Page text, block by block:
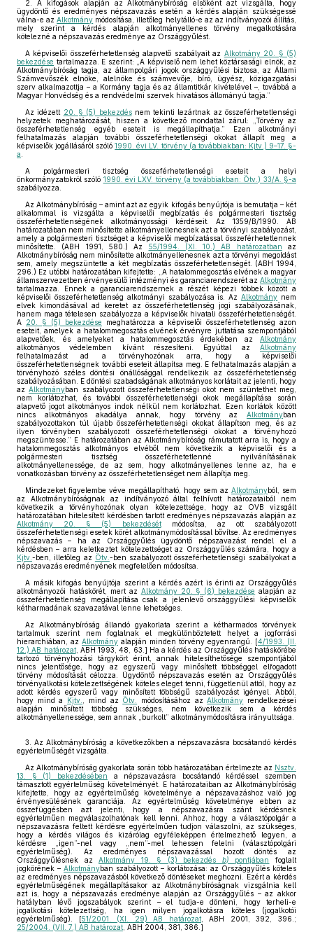
2. A kifogások alapján az Alkotmánybíróság elsőként azt vizsgálta, hogy
ügydöntő és eredményes népszavazás esetén a kérdés alapján szükségessé
válna-e azAlkotmány módosítása, illetőleg helytálló-e az az indítványozói állítás,
mely szerint a kérdés alapján alkotmányellenes törvény megalkotására
kötelezné a népszavazás eredménye az Országgyűlést.
A képviselői összeférhetetlenség alapvető szabályait az Alkotmány 20. § (5)
bekezdése tartalmazza. E szerint: „A képviselő nem lehet köztársasági elnök, az
Alkotmánybíróság tagja, az állampolgári jogok országgyűlési biztosa, az Állami
Számvevőszék elnöke, alelnöke és számvevője, bíró, ügyész, közigazgatási
szerv alkalmazottja – a Kormány tagja és az államtitkár kivételével –, továbbá a
Magyar Honvédség és a rendvédelmi szervek hivatásos állományú tagja.”
Az idézett 20. § (5) bekezdésnem tekinti lezártnak az összeférhetetlenségi
helyzetek meghatározását, hiszen a következő mondattal zárul: „Törvény az
összeférhetetlenség egyéb eseteit is megállapíthatja.” Ezen alkotmányi
felhatalmazás alapján további összeférhetetlenségi okokat állapít meg a
képviselők jogállásáról szóló1990. évi LV. törvény (a továbbiakban: Kjtv.) 9–17. §-
a
A polgármesteri tisztség összeférhetetlenségi eseteit a helyi
önkormányzatokról szóló 1990. évi LXV. törvény (a továbbiakban: Ötv.) 33/A. §-a
szabályozza.
Az Alkotmánybíróság – amint azt az egyik kifogás benyújtója is bemutatja – két
alkalommal is vizsgálta a képviselői megbízatás és polgármesteri tisztség
összeférhetetlenségének alkotmányossági kérdéseit. Az 1359/B/1990. AB
határozatában nem minősítette alkotmányellenesnek azt a törvényi szabályozást,
amely a polgármesteri tisztséget a képviselői megbízatással összeférhetetlennek
minősítette. (ABH 1991, 580.) Az 55/1994. (XI. 10.) AB határozatban az
Alkotmánybíróság nem minősítette alkotmányellenesnek azt a törvényi megoldást
sem, amely megszüntette a két megbízatás összeférhetetlenségét. (ABH 1994,
296.) Ez utóbbi határozatában kifejtette: „A hatalommegosztás elvének a magyar
államszervezetben érvényesülő intézményi és garanciarendszerét az Alkotmány
tartalmazza. Ennek a garanciarendszernek a részét képezi többek között a
képviselői összeférhetetlenség alkotmányi szabályozása is. AzAlkotmány nem
elvek kimondásával ad keretet az összeférhetetlenség jogi szabályozásának,
hanem maga tételesen szabályozza a képviselők hivatali összeférhetetlenségét.
A 20. § (5) bekezdése meghatározza a képviselői összeférhetetlenség azon
eseteit, amelyek a hatalommegosztás elvének érvényre juttatása szempontjából
alapvetőek, és amelyeket a hatalommegosztás érdekében az Alkotmány
alkotmányos védelemben kívánt részesíteni. Egyúttal az Alkotmány
felhatalmazást ad a törvényhozónak arra, hogy a képviselői
összeférhetetlenségnek további eseteit állapítsa meg. E felhatalmazás alapján a
törvényhozó széles döntési önállósággal rendelkezik az összeférhetetlenség
szabályozásában. E döntési szabadságának alkotmányos korlátait az jelenti, hogy
azAlkotmányban szabályozott összeférhetetlenségi okot nem szüntethet meg,
nem korlátozhat, és további összeférhetetlenségi okok megállapítása során
alapvető jogot alkotmányos indok nélkül nem korlátozhat. Ezen korlátok között
nincs alkotmányos akadálya annak, hogy törvény az Alkotmányban
szabályozottakon túl újabb összeférhetetlenségi okokat állapítson meg, és az
ilyen törvényben szabályozott összeférhetetlenségi okokat a törvényhozó
megszüntesse.” E határozatában az Alkotmánybíróság rámutatott arra is, hogy a
hatalommegosztás alkotmányos elvéből nem következik a képviselői és a
polgármesteri tisztség összeférhetetlenné nyilvánításának
alkotmányellenessége, de az sem, hogy alkotmányellenes lenne az, ha e
vonatkozásban törvény az összeférhetetlenséget nem állapítja meg.
Mindezeket figyelembe véve megállapítható, hogy sem az Alkotmányból, sem
az Alkotmánybíróságnak az indítványozó által felhívott határozataiból nem
következik a törvényhozónak olyan kötelezettsége, hogy az OVB vizsgált
határozatában hitelesített kérdésben tartott eredményes népszavazás alapján az
Alkotmány 20. § (5) bekezdésétmódosítsa, az ott szabályozott
összeférhetetlenségi esetek körét alkotmánymódosítással bővítse. Az eredményes
népszavazás – ha az Országgyűlés ügydöntő népszavazást rendel el a
kérdésben – arra keletkeztet kötelezettséget az Országgyűlés számára, hogy a
Kjtv. -ben, illetőleg az Ötv. -ben szabályozott összeférhetetlenségi szabályokat a
népszavazás eredményének megfelelően módosítsa.
A másik kifogás benyújtója szerint a kérdés azért is érinti az Országgyűlés
alkotmányozói hatáskörét, mert az Alkotmány 20. § (6) bekezdése alapján az
összeférhetetlenség megállapítása csak a jelenlevő országgyűlési képviselők
kétharmadának szavazatával lenne lehetséges.
Az Alkotmánybíróság állandó gyakorlata szerint a kétharmados törvények
tartalmuk szerint nem foglalnak el megkülönböztetett helyet a jogforrási
hierarchiában, az Alkotmány alapján minden törvény egyenrangú. [4/1993. (II.
12.) AB határozat, ABH 1993, 48, 63.] Ha a kérdés az Országgyűlés hatáskörébe
tartozó törvényhozási tárgykört érint, annak hitelesíthetősége szempontjából
nincs jelentősége, hogy az egyszerű vagy minősített többséggel elfogadott
törvény módosítását célozza. Ügydöntő népszavazás esetén az Országgyűlés
törvényalkotási kötelezettségének köteles eleget tenni, függetlenül attól, hogy az
adott kérdés egyszerű vagy minősített többségű szabályozást igényel. Abból,
hogy mind a Kjtv. , mind az Ötv. módosításához azAlkotmány rendelkezései
alapján minősített többség szükséges, nem következik sem a kérdés
alkotmányellenessége, sem annak „burkolt” alkotmánymódosításra irányultsága.
3. Az Alkotmánybíróság a következőkben a népszavazásra bocsátandó kérdés
egyértelműségét vizsgálta.
Az Alkotmánybíróság gyakorlata során több határozatában értelmezte az Nsztv.
13. § (1) bekezdésében a népszavazásra bocsátandó kérdéssel szemben
támasztott egyértelműség követelményét. E határozataiban az Alkotmánybíróság
kifejtette, hogy az egyértelműség követelménye a népszavazáshoz való jog
érvényesülésének garanciája. Az egyértelműség követelménye ebben az
összefüggésben azt jelenti, hogy a népszavazásra szánt kérdésnek
egyértelműen megválaszolhatónak kell lenni. Ahhoz, hogy a választópolgár a
népszavazásra feltett kérdésre egyértelműen tudjon válaszolni, az szükséges,
hogy a kérdés világos és kizárólag egyféleképpen értelmezhető legyen, a
kérdésre „igen”-nel vagy „nem”-mel lehessen felelni (választópolgári
egyértelműség). Az eredményes népszavazással hozott döntés az
Országgyűlésnek azAlkotmány 19. § (3) bekezdés b) pontjában
foglalt
jogkörének – Alkotmányban szabályozott – korlátozása: az Országgyűlés köteles
az eredményes népszavazásból következő döntéseket meghozni. Ezért a kérdés
egyértelműségének megállapításakor az Alkotmánybíróságnak vizsgálnia kell
azt is, hogy a népszavazás eredménye alapján az Országgyűlés – az akkor
hatályban lévő jogszabályok szerint – el tudja-e dönteni, hogy terheli-e
jogalkotási kötelezettség, ha igen milyen jogalkotásra köteles (jogalkotói
egyértelműség). [51/2001. (XI. 29) AB határozat, ABH 2001, 392, 396.;
25/2004. (VII. 7.) AB határozat , ABH 2004, 381, 386.]